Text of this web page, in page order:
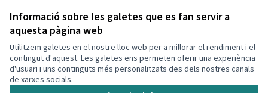
Informació sobre les galetes que es fan servir a
aquesta pàgina web
Utilitzem galetes en el nostre lloc web per a millorar el rendiment i el
contingut d'aquest. Les galetes ens permeten oferir una experiència
d'usuari i uns continguts més personalitzats des dels nostres canals
de xarxes socials.
Verifica l'empremta digital
Termes i condicions d'ús
Configuració de les galetes
Decidim Calafell a X
(Enllaç extern)
Decidim Calafell a Facebook
Decidim Calafell a YouTube
Decidim Calafell a GitHub
(Enllaç extern)